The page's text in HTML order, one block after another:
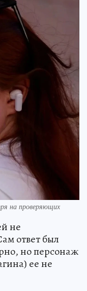
на проверяющих
не
ответ был
но персонаж
ее не